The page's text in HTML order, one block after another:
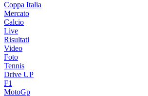
Coppa Italia
Mercato
Calcio
Live
Risultati
Video
Foto
Tennis
Drive UP
F1
MotoGp